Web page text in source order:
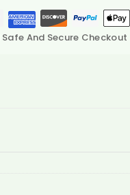
And Secure Checkout